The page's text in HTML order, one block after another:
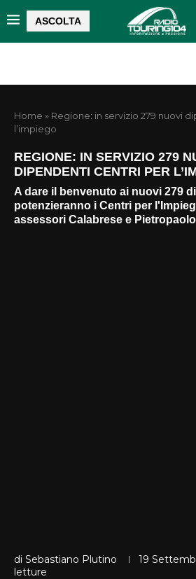
ASCOLTA
Home » Regione: in servizio 279 nuovi
l’impiego
REGIONE: IN SERVIZIO 279
DIPENDENTI CENTRI PER
A dare il benvenuto ai nuovi 279
potenzieranno i Centri per
assessori Calabrese e Pietropaolo
di Sebastiano Plutino 19
letture